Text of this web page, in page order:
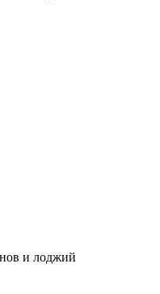
и лоджий